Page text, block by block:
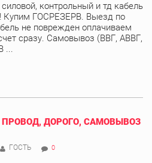
контрольный и тд кабель
Купим ГОСРЕЗЕРВ. Выезд по
не поврежден оплачиваем
сразу. Самовывоз (ВВГ, АВВГ,
...
ДОРОГО, САМОВЫВОЗ
ГОСТЬ 0